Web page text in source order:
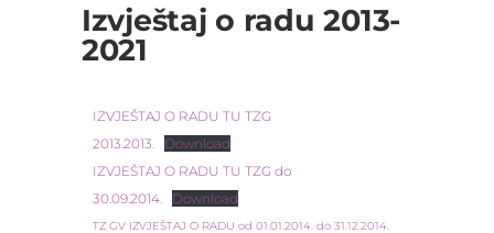
Izvještaj o radu 2013-
2021
IZVJEŠTAJ O RADU TU TZG
2013.2013.
Download
IZVJEŠTAJ O RADU TU TZG do
30.09.2014.
Download
TZ GV IZVJEŠTAJ O RADU od 01.01.2014. do 31.12.2014.